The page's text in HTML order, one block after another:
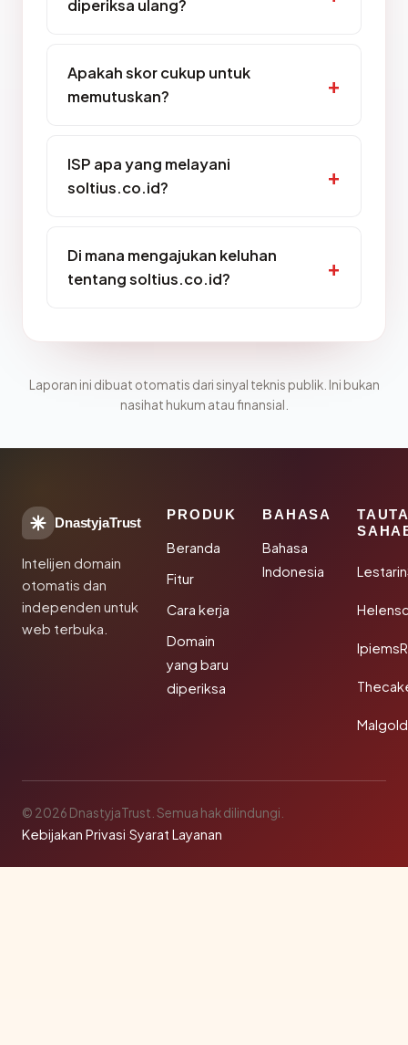
diperiksa ulang?
Apakah skor cukup untuk
memutuskan?
ISP apa yang melayani
soltius.co.id?
Di mana mengajukan keluhan
tentang soltius.co.id?
Laporan ini dibuat otomatis dari sinyal teknis publik. Ini bukan
nasihat hukum atau finansial.
DnastyjaTrust
Intelijen domain
otomatis dan
independen untuk
web terbuka.
PRODUK
Beranda
Fitur
Cara kerja
Domain
yang baru
diperiksa
BAHASA
Bahasa
Indonesia
© 2026 DnastyjaTrust. Semua hak dilindungi.
Kebijakan Privasi·Syarat Layanan